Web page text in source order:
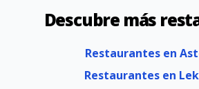
Descubre más
Restaurantes en
Restaurantes en